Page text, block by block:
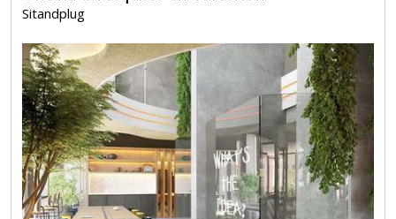
Sitandplug